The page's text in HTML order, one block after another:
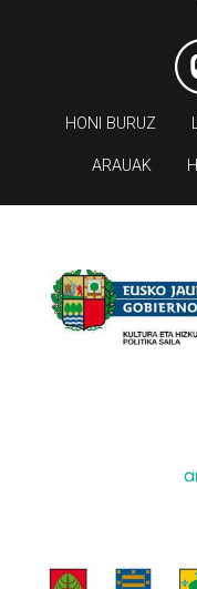
HONI BURUZ
ARAUAK